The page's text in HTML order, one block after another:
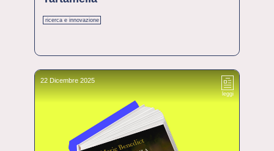
ricerca e innovazione
22 Dicembre 2025
leggi